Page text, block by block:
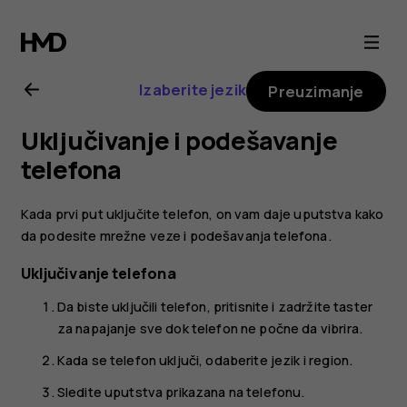
Nokia
6.2
uputstvo
za
korisnika
Izaberite jezik Preuzimanje
Uključivanje i podešavanje
telefona
Kada prvi put uključite telefon, on vam daje uputstva kako
da podesite mrežne veze i podešavanja telefona.
Uključivanje telefona
Da biste uključili telefon, pritisnite i zadržite taster
za napajanje sve dok telefon ne počne da vibrira.
Kada se telefon uključi, odaberite jezik i region.
Sledite uputstva prikazana na telefonu.